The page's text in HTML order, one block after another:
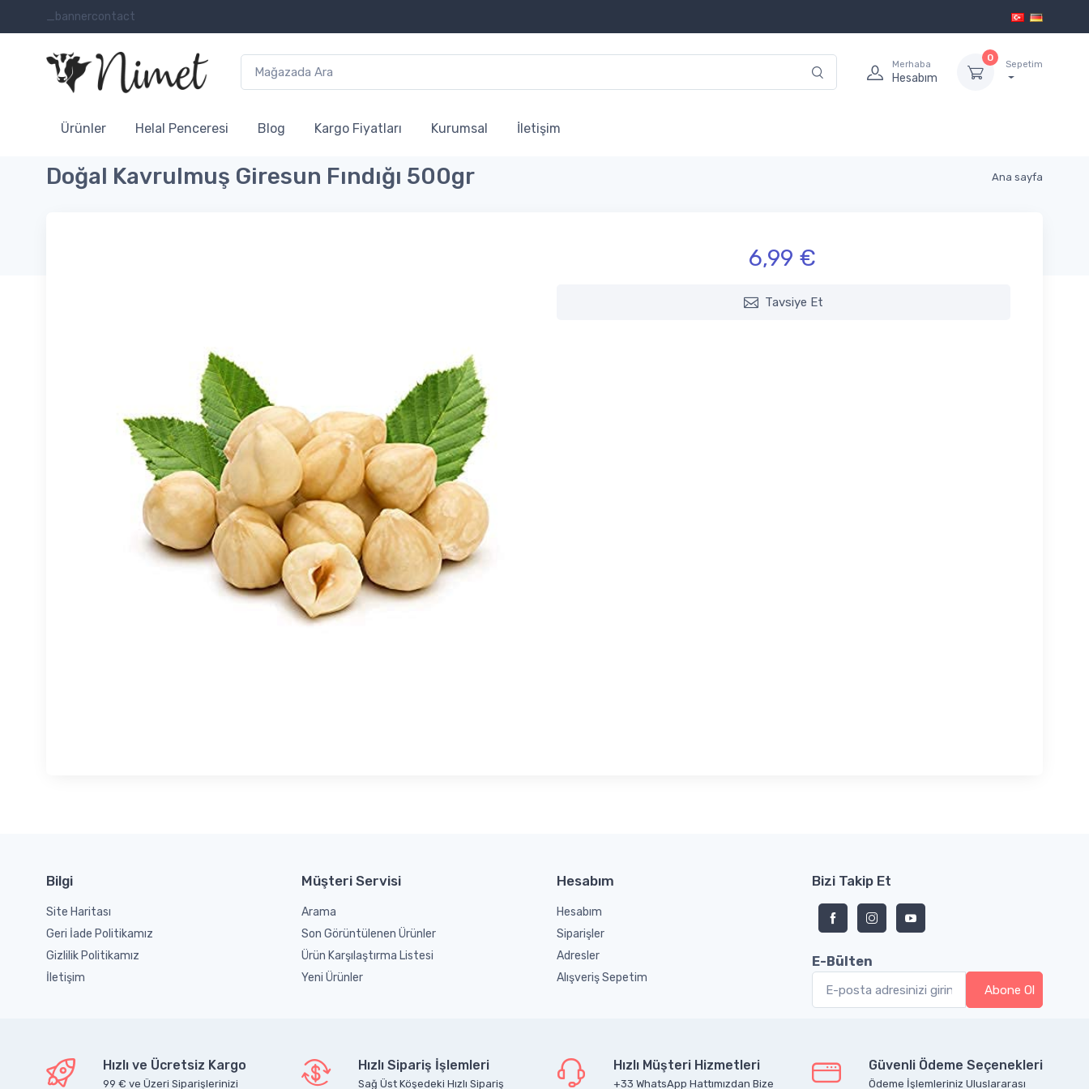
_bannercontact
Merhaba
Hesabım
0
Sepetim
Ürünler Helal Penceresi Blog Kargo Fiyatları Kurumsal İletişim
Ana sayfa
Doğal Kavrulmuş Giresun Fındığı 500gr
6,99 €
Tavsiye Et
Bilgi
Site Haritası
Geri İade Politikamız
Gizlilik Politikamız
İletişim
Müşteri Servisi
Arama
Son Görüntülenen Ürünler
Ürün Karşılaştırma Listesi
Yeni Ürünler
Hesabım
Hesabım
Siparişler
Adresler
Alışveriş Sepetim
Bizi Takip Et
E-Bülten
Hızlı ve Ücretsiz Kargo
99 € ve Üzeri Siparişlerinizi
Hızlı Sipariş İşlemleri
Sağ Üst Köşedeki Hızlı Sipariş
Hızlı Müşteri Hizmetleri
+33 WhatsApp Hattımızdan Bize
Güvenli Ödeme Seçenekleri
Ödeme İşlemleriniz Uluslararası